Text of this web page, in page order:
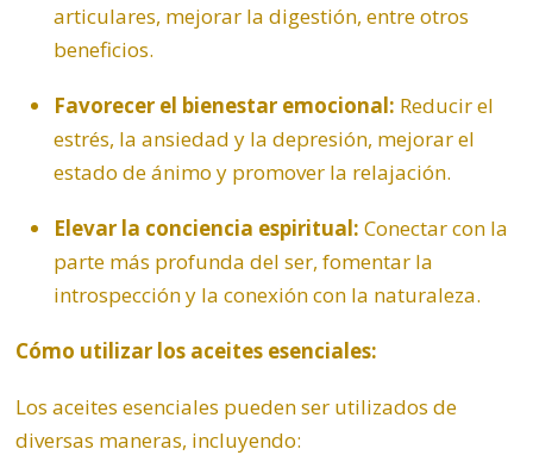
articulares, mejorar la digestión, entre otros
beneficios.
Favorecer el bienestar emocional: Reducir el
estrés, la ansiedad y la depresión, mejorar el
estado de ánimo y promover la relajación.
Elevar la conciencia espiritual: Conectar con la
parte más profunda del ser, fomentar la
introspección y la conexión con la naturaleza.
Cómo utilizar los aceites esenciales:
Los aceites esenciales pueden ser utilizados de
diversas maneras, incluyendo: